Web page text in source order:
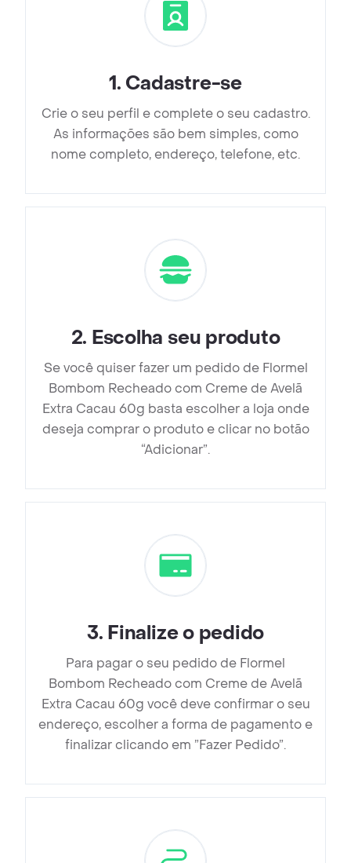
1. Cadastre-se
Crie o seu perfil e complete o seu cadastro.
As informações são bem simples, como
nome completo, endereço, telefone, etc.
2. Escolha seu produto
Se você quiser fazer um pedido de Flormel
Bombom Recheado com Creme de Avelã
Extra Cacau 60g basta escolher a loja onde
deseja comprar o produto e clicar no botão
“Adicionar”.
3. Finalize o pedido
Para pagar o seu pedido de Flormel
Bombom Recheado com Creme de Avelã
Extra Cacau 60g você deve confirmar o seu
endereço, escolher a forma de pagamento e
finalizar clicando em ”Fazer Pedido”.